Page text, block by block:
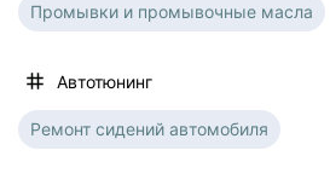
Промывки и промывочные масла
Автотюнинг
Ремонт сидений автомобиля